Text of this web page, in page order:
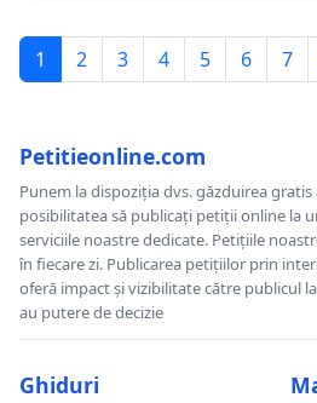
1 2 3 4 5 6 7
Petitieonline.com
Punem la dispoziția dvs. găzduirea
posibilitatea să publicați petiții online la
serviciile noastre dedicate. Petițiile
în fiecare zi. Publicarea petițiilor prin
oferă impact și vizibilitate către publicul
au putere de decizie
Ghiduri